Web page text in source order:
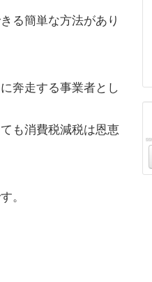
る簡単な方法があり
奔走する事業者とし
も消費税減税は恩恵
。